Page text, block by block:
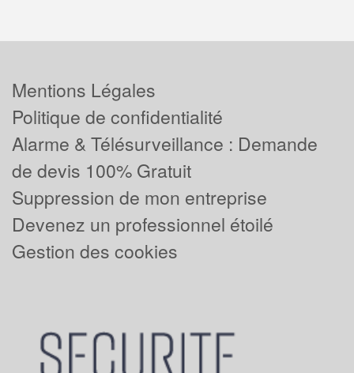
Mentions Légales
Politique de confidentialité
Alarme & Télésurveillance : Demande
de devis 100% Gratuit
Suppression de mon entreprise
Devenez un professionnel étoilé
Gestion des cookies